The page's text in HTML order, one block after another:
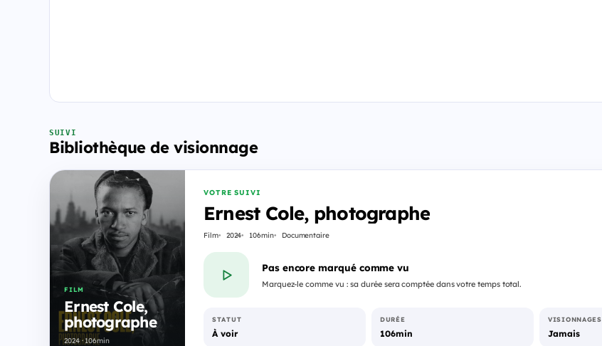
SUIVI
Bibliothèque de visionnage
FILM
Ernest Cole,
photographe
2024 · 106min
VOTRE SUIVI
Ernest Cole, photographe
Film 2024 106min Documentaire
Pas encore marqué comme vu
Marquez-le comme vu : sa durée sera comptée dans votre temps total.
STATUT
À voir
DURÉE
106min
VISIONNAGES
Jamais